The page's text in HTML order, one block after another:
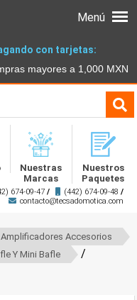
con tarjetas:
mayores a 1,000 MXN
Nuestras
Marcas
Nuestros
Paquetes
674-09-47 / (442) 674-09-48 /
contacto@tecsadomotica.com
Menú
Accesorios
Y Mini Bafle /